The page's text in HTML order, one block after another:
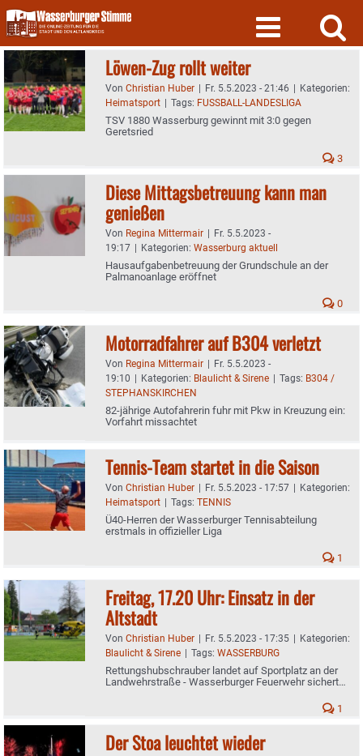
Skip
to
content
Löwen-Zug rollt weiter
Von Christian Huber | Fr. 5.5.2023 - 21:46 | Kategorien:
Heimatsport | Tags: FUSSBALL-LANDESLIGA
TSV 1880 Wasserburg gewinnt mit 3:0 gegen
Geretsried
3
Diese Mittagsbetreuung kann man
genießen
Von Regina Mittermair | Fr. 5.5.2023 -
19:17 | Kategorien: Wasserburg aktuell
Hausaufgabenbetreuung der Grundschule an der
Palmanoanlage eröffnet
0
Motorradfahrer auf B304 verletzt
Von Regina Mittermair | Fr. 5.5.2023 -
19:10 | Kategorien: Blaulicht & Sirene | Tags: B304 /
STEPHANSKIRCHEN
82-jährige Autofahrerin fuhr mit Pkw in Kreuzung ein:
Vorfahrt missachtet
Tennis-Team startet in die Saison
Von Christian Huber | Fr. 5.5.2023 - 17:57 | Kategorien:
Heimatsport | Tags: TENNIS
Ü40-Herren der Wasserburger Tennisabteilung
erstmals in offizieller Liga
1
Freitag, 17.20 Uhr: Einsatz in der
Altstadt
Von Christian Huber | Fr. 5.5.2023 - 17:35 | Kategorien:
Blaulicht & Sirene | Tags: WASSERBURG
Rettungshubschrauber landet auf Sportplatz an der
Landwehrstraße - Wasserburger Feuerwehr sichert
1
Der Stoa leuchtet wieder